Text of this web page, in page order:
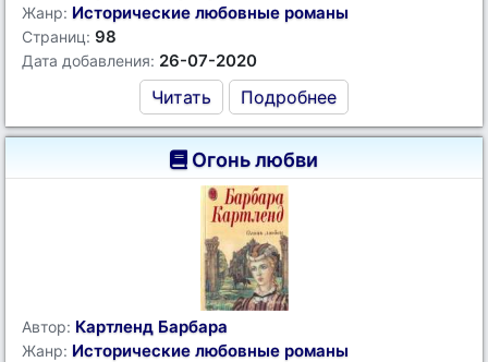
Жанр: Исторические любовные романы
Страниц: 98
Дата добавления: 26-07-2020
Читать Подробнее
Огонь любви
Автор: Картленд Барбара
Жанр: Исторические любовные романы